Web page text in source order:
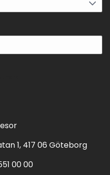
1, 417 06 Göteborg
00 00